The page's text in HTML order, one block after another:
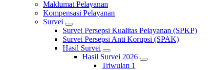
Maklumat Pelayanan
Kompensasi Pelayanan
Survei
Survei Persepsi Kualitas Pelayanan (SPKP)
Survei Persepsi Anti Korupsi (SPAK)
Hasil Survei
Hasil Survei 2026
Triwulan 1